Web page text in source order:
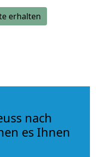
erhalten
nach
es Ihnen